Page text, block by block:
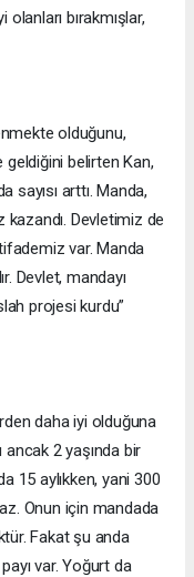
bırakmışlar,
olduğunu,
belirten Kan,
sayısı arttı. Manda,
kazandı. Devletimiz de
var. Manda
Devlet, mandayı
projesi kurdu”
daha iyi olduğuna
2 yaşında bir
15 aylıkken, yani 300
Onun için mandada
Fakat şu anda
var. Yoğurt da